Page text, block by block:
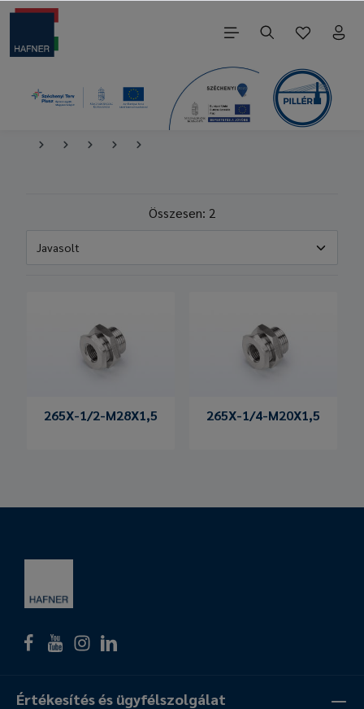
Összesen: 2
265X-1/2-M28X1,5 265X-1/4-M20X1,5
Értékesítés és ügyfélszolgálat